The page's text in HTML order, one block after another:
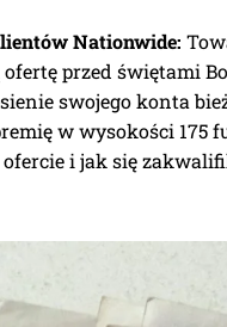
Nationwide:
przed świętami
swojego konta
w wysokości 175
ofercie i jak się